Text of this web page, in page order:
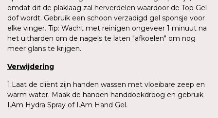
omdat dit de plaklaag zal herverdelen waardoor de Top Gel
dof wordt. Gebruik een schoon verzadigd gel sponsje voor
elke vinger. Tip: Wacht met reinigen ongeveer 1 minuut na
het uitharden om de nagels te laten "afkoelen" om nog
meer glans te krijgen.
Verwijdering
1.Laat de cliënt zijn handen wassen met vloeibare zeep en
warm water. Maak de handen handdoekdroog en gebruik
I.Am Hydra Spray of I.Am Hand Gel.